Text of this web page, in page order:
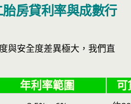
胎房貸利率與成數行
與安全度差異極大，我們直
年利率範圍 可